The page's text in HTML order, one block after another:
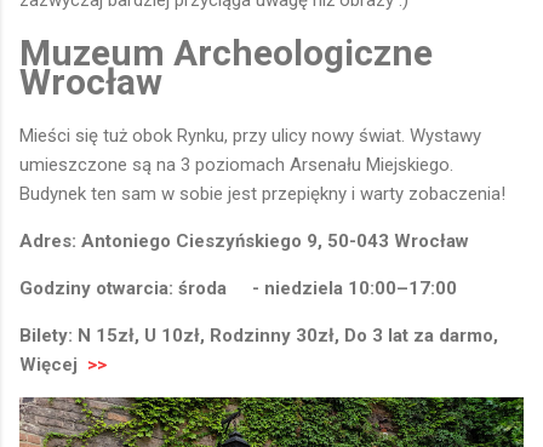
Muzeum Archeologiczne
Wrocław
Mieści się tuż obok Rynku, przy ulicy nowy świat. Wystawy
umieszczone są na 3 poziomach Arsenału Miejskiego.
Budynek ten sam w sobie jest przepiękny i warty zobaczenia!
Adres: Antoniego Cieszyńskiego 9, 50-043 Wrocław
Godziny otwarcia: środa - niedziela 10:00–17:00
Bilety: N 15zł, U 10zł, Rodzinny 30zł, Do 3 lat za darmo,
Więcej >>